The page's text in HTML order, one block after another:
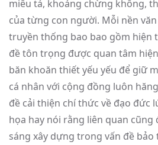
miêu tả, khoảng chừng không,
của từng con người. Mỗi nền
truyền thống bao bao gồm hiện
đề tôn trọng được quan tâm
băn khoăn thiết yếu yếu để giữ
cá nhân với cộng đồng luôn
đề cải thiện chí thức về đạo đức
họa hay nói rằng liên quan
sáng xây dựng trong vấn đề